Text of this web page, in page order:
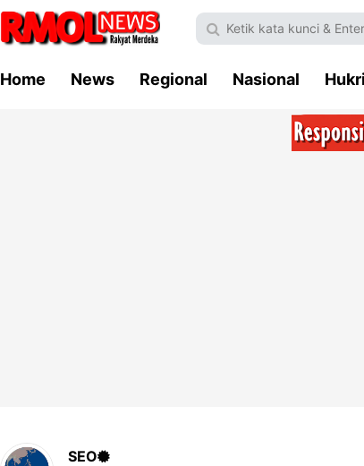
Home News Regional Nasional
SEO